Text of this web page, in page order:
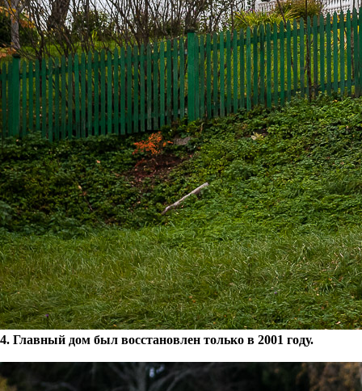
4. Главный дом был восстановлен только в 2001 году.